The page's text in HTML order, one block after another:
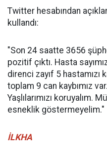
Twitter hesabından
kullandı:
"Son 24 saatte 3656
pozitif çıktı. Hasta
direnci zayıf 5
toplam 9 can kaybımız
Yaşlılarımızı koruyalım.
esneklik göstermeyelim."
İLKHA